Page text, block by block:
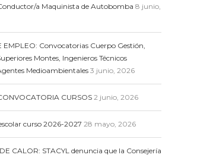
a Maquinista de Autobomba 8 junio,
EMPLEO: Convocatorias Cuerpo Gestión,
Montes, Ingenieros Técnicos
Medioambientales3 junio, 2026
CURSOS 2 junio, 2026
curso 2026-2027 28 mayo, 2026
CALOR: STACYL denuncia que la Consejería